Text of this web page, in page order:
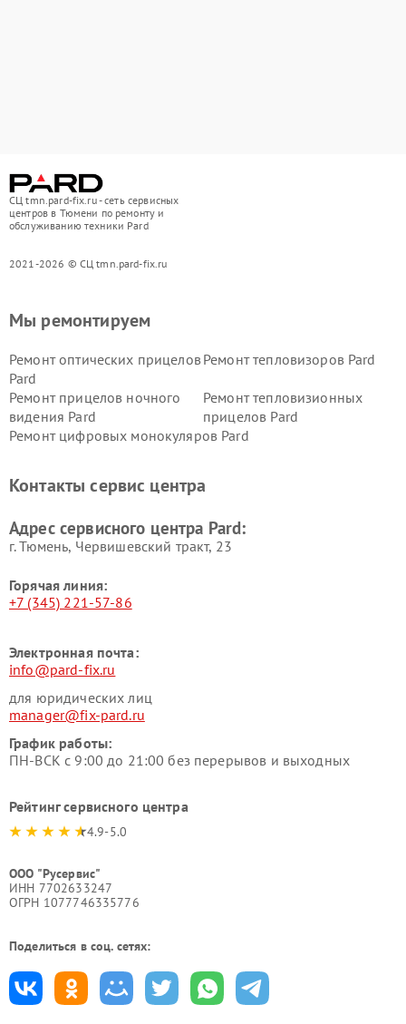
СЦ tmn.pard-fix.ru - сеть сервисных
центров в Тюмени по ремонту и
обслуживанию техники Pard
2021-2026 © СЦ tmn.pard-fix.ru
Мы ремонтируем
Ремонт оптических прицелов
Pard
Ремонт тепловизоров Pard
Ремонт прицелов ночного
видения Pard
Ремонт тепловизионных
прицелов Pard
Ремонт цифровых монокуляров Pard
Контакты сервис центра
Адрес сервисного центра Pard:
г. Тюмень, ​Червишевский тракт, 23
Горячая линия:
+7 (345) 221-57-86
Электронная почта:
info@pard-fix.ru
для юридических лиц
manager@fix-pard.ru
График работы:
ПН-ВСК с 9:00 до 21:00 без перерывов и выходных
Рейтинг сервисного центра
4.9-5.0
ООО "Русервис"
ИНН 7702633247
ОГРН 1077746335776
Поделиться в соц. сетях: